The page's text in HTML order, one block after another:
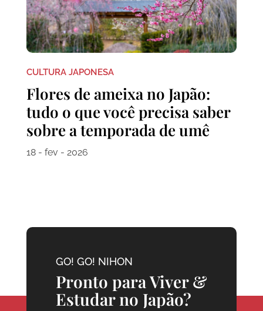
CULTURA JAPONESA
Flores de ameixa no Japão:
tudo o que você precisa saber
sobre a temporada de umê
18 - fev - 2026
GO! GO! NIHON
Pronto para Viver &
Estudar no Japão?